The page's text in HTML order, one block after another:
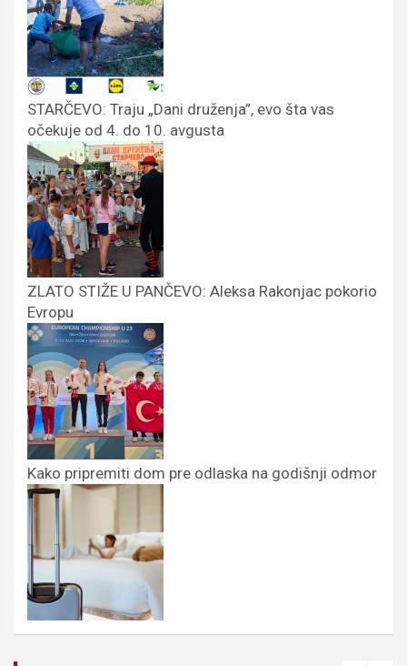
STARČEVO: Traju „Dani druženja”, evo šta vas
očekuje od 4. do 10. avgusta
ZLATO STIŽE U PANČEVO: Aleksa Rakonjac pokorio
Evropu
Kako pripremiti dom pre odlaska na godišnji odmor